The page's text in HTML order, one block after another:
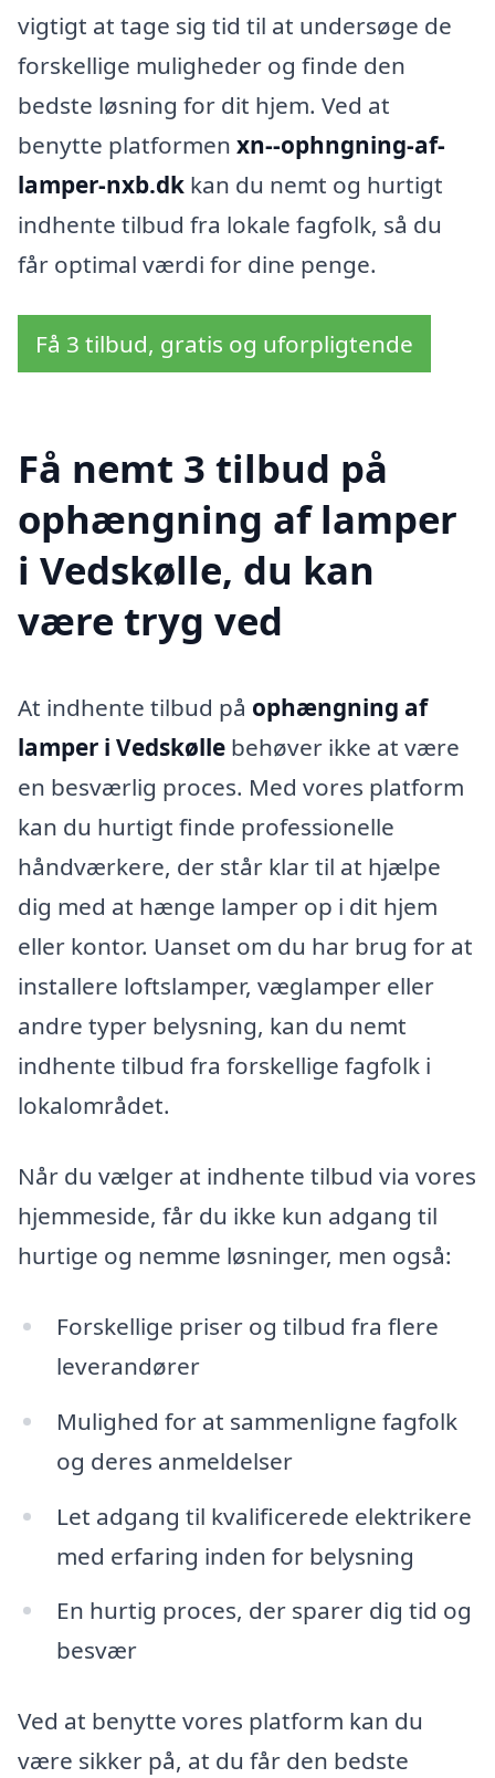
vigtigt at tage sig tid til at undersøge de
forskellige muligheder og finde den
bedste løsning for dit hjem. Ved at
benytte platformen xn--ophngning-af-
lamper-nxb.dk kan du nemt og hurtigt
indhente tilbud fra lokale fagfolk, så du
får optimal værdi for dine penge.
Få 3 tilbud, gratis og uforpligtende
Få nemt 3 tilbud på
ophængning af lamper
i Vedskølle, du kan
være tryg ved
At indhente tilbud på ophængning af
lamper i Vedskølle behøver ikke at være
en besværlig proces. Med vores platform
kan du hurtigt finde professionelle
håndværkere, der står klar til at hjælpe
dig med at hænge lamper op i dit hjem
eller kontor. Uanset om du har brug for at
installere loftslamper, væglamper eller
andre typer belysning, kan du nemt
indhente tilbud fra forskellige fagfolk i
lokalområdet.
Når du vælger at indhente tilbud via vores
hjemmeside, får du ikke kun adgang til
hurtige og nemme løsninger, men også:
Forskellige priser og tilbud fra flere
leverandører
Mulighed for at sammenligne fagfolk
og deres anmeldelser
Let adgang til kvalificerede elektrikere
med erfaring inden for belysning
En hurtig proces, der sparer dig tid og
besvær
Ved at benytte vores platform kan du
være sikker på, at du får den bedste